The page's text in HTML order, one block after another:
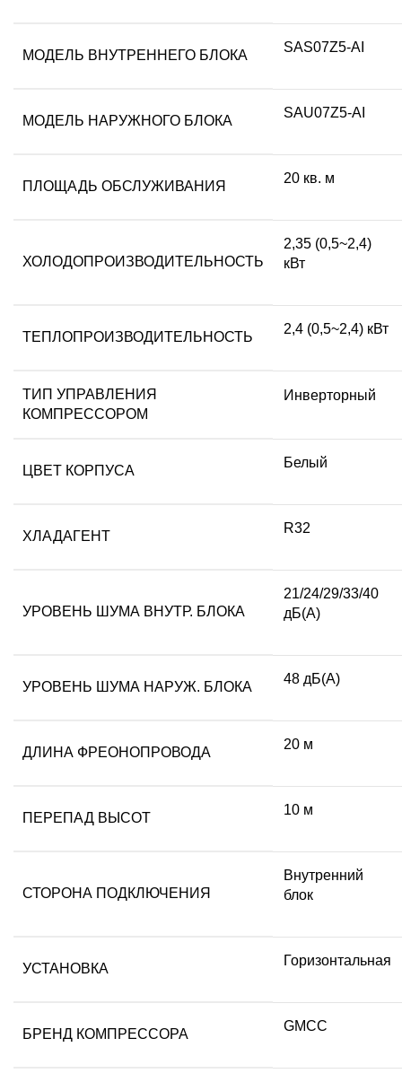
МОДЕЛЬ ВНУТРЕННЕГО БЛОКА
SAS07Z5-AI
МОДЕЛЬ НАРУЖНОГО БЛОКА
SAU07Z5-AI
ПЛОЩАДЬ ОБСЛУЖИВАНИЯ
20 кв. м
ХОЛОДОПРОИЗВОДИТЕЛЬНОСТЬ
2,35 (0,5~2,4)
кВт
ТЕПЛОПРОИЗВОДИТЕЛЬНОСТЬ
2,4 (0,5~2,4) кВт
ТИП УПРАВЛЕНИЯ
КОМПРЕССОРОМ
Инверторный
ЦВЕТ КОРПУСА
Белый
ХЛАДАГЕНТ
R32
УРОВЕНЬ ШУМА ВНУТР. БЛОКА
21/24/29/33/40
дБ(А)
УРОВЕНЬ ШУМА НАРУЖ. БЛОКА
48 дБ(А)
ДЛИНА ФРЕОНОПРОВОДА
20 м
ПЕРЕПАД ВЫСОТ
10 м
СТОРОНА ПОДКЛЮЧЕНИЯ
Внутренний
блок
УСТАНОВКА
Горизонтальная
БРЕНД КОМПРЕССОРА
GMCC